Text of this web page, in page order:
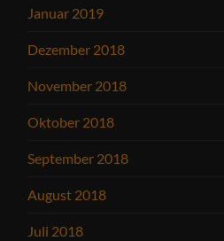
Januar 2019
Dezember 2018
November 2018
Oktober 2018
September 2018
August 2018
Juli 2018